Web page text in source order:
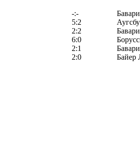
-:-
5:2
2:2
6:0
2:1
2:0
Байер